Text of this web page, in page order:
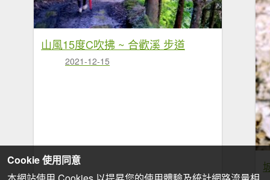
山風15度C吹拂 ~ 合歡溪 步道
2021-12-15
Cookie 使用同意